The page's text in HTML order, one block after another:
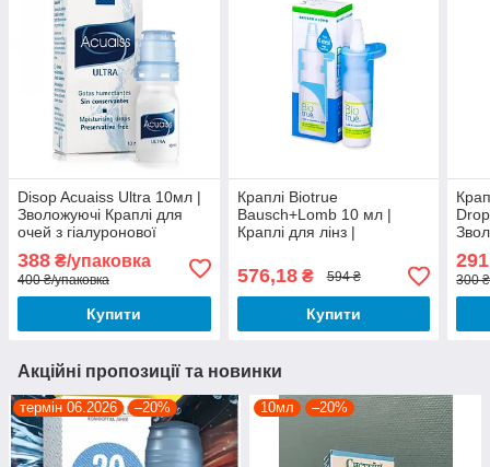
Disop Acuaiss Ultra 10мл |
Зволожуючі Краплі для
очей з гіалуронової
кислотою| Очні краплі
388 ₴/упаковка
400 ₴/упаковка
Купити
Краплі Biotrue
Bausch+Lomb 10 мл |
Краплі для лінз |
очей| Краплі з
гіалуроновою кислотою
576,18₴ 594 ₴
Купити
291
300
Акційні пропозиції та новинки
термін 06.2026 –20% 10мл –20%